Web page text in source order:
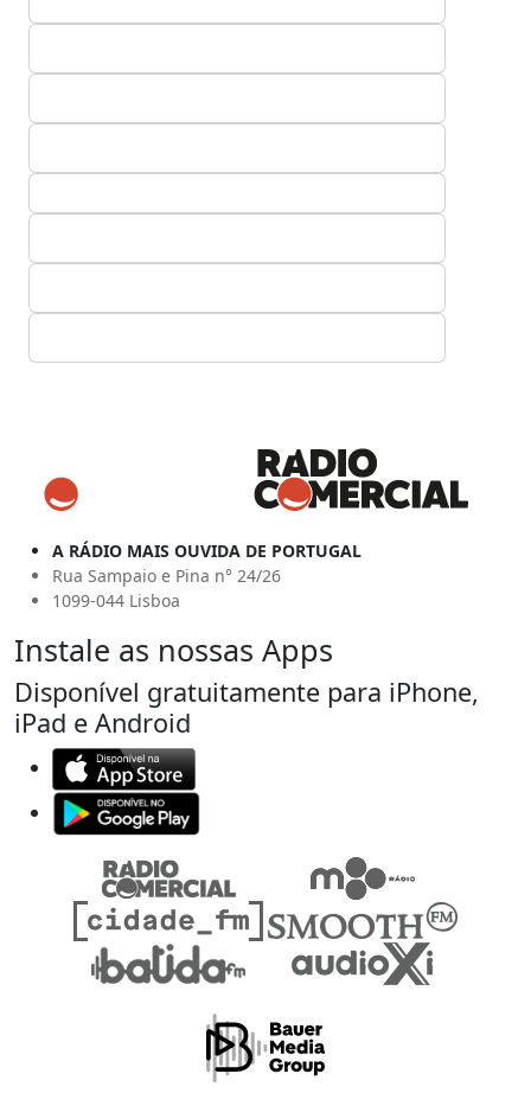
A RÁDIO MAIS OUVIDA DE PORTUGAL
Rua Sampaio e Pina n° 24/26
1099-044 Lisboa
Instale as nossas Apps
Disponível gratuitamente para iPhone,
iPad e Android